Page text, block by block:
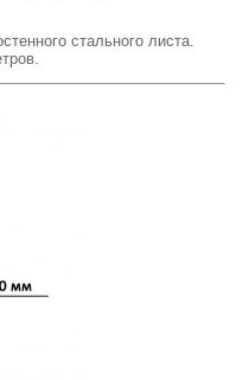
стального листа.